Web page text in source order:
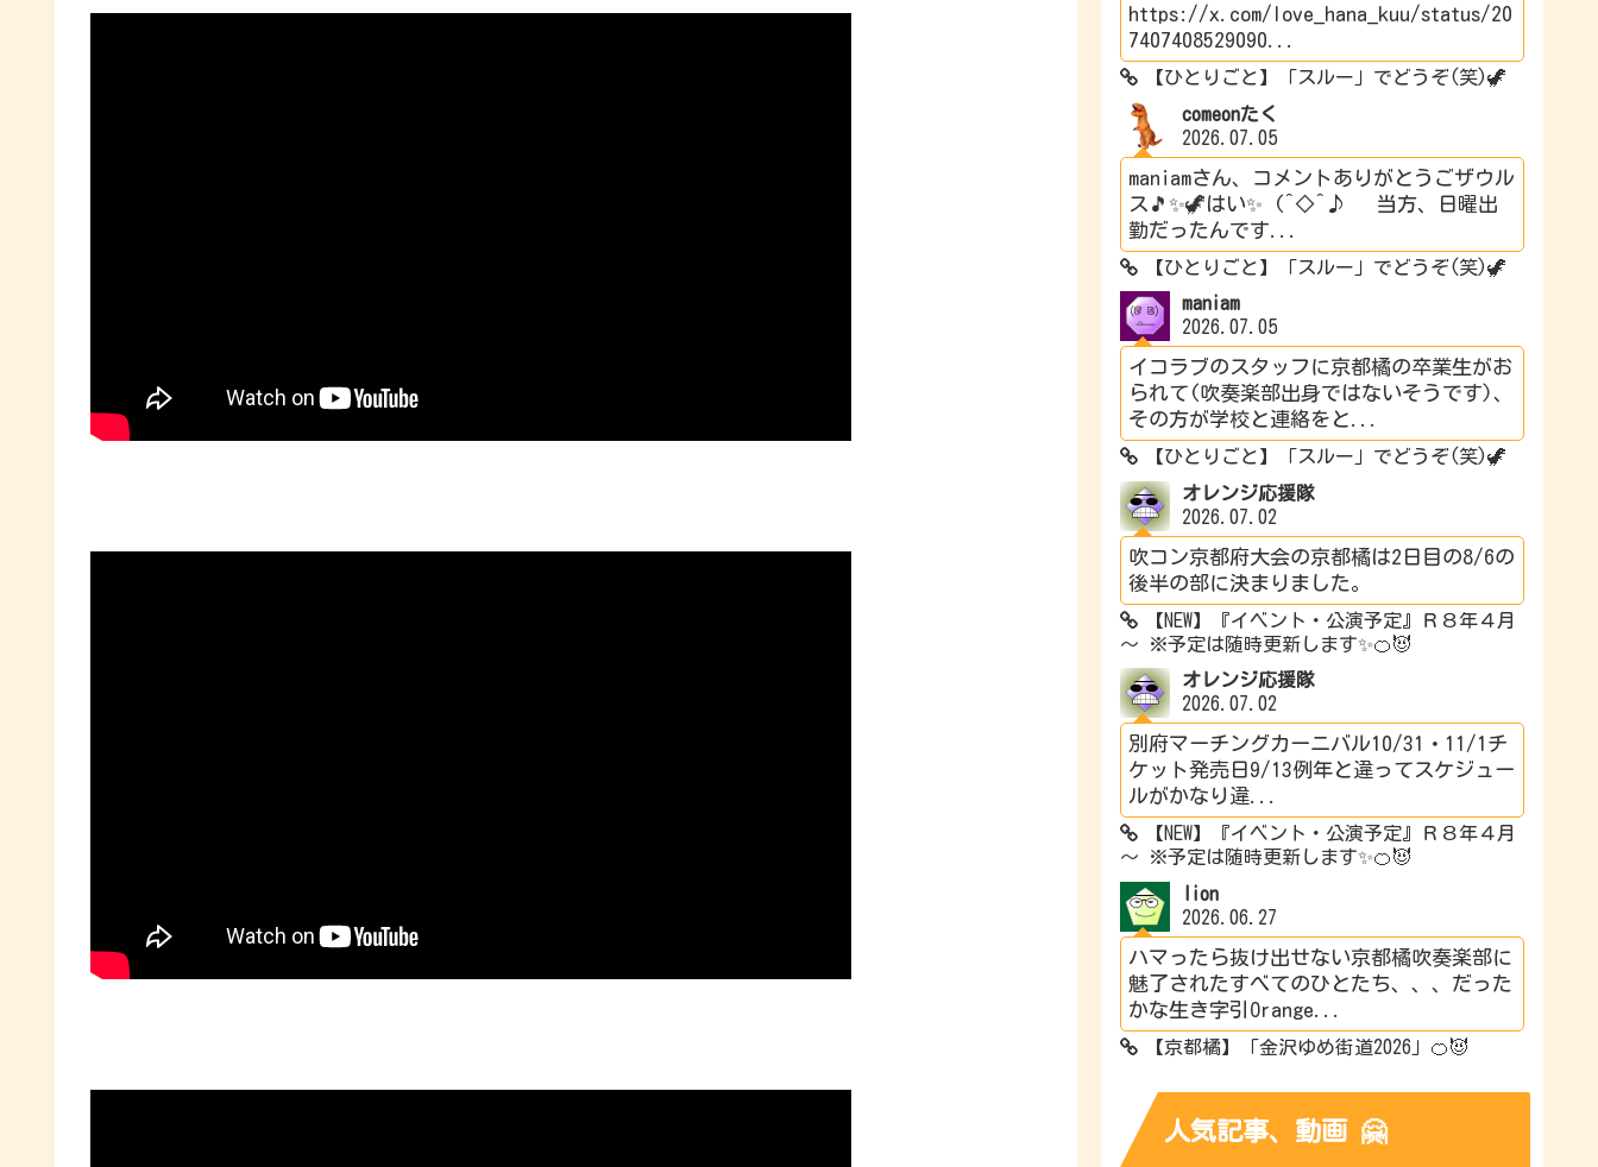
https://x.com/love_hana_kuu/status/20
7407408529090...
【ひとりごと】「スルー」でどうぞ(笑)🦖
comeonたく
2026.07.05
maniamさん、コメントありがとうごザウル
ス🎵✨🦖はい✨ (^◇^♪ 当方、日曜出
勤だったんです...
【ひとりごと】「スルー」でどうぞ(笑)🦖
maniam
2026.07.05
イコラブのスタッフに京都橘の卒業生がお
られて(吹奏楽部出身ではないそうです)、
その方が学校と連絡をと...
【ひとりごと】「スルー」でどうぞ(笑)🦖
オレンジ応援隊
2026.07.02
吹コン京都府大会の京都橘は2日目の8/6の
後半の部に決まりました。
【NEW】『イベント・公演予定』Ｒ８年４月
～ ※予定は随時更新します✨🍊😈
オレンジ応援隊
2026.07.02
別府マーチングカーニバル10/31・11/1チ
ケット発売日9/13例年と違ってスケジュー
ルがかなり違...
【NEW】『イベント・公演予定』Ｒ８年４月
～ ※予定は随時更新します✨🍊😈
lion
2026.06.27
ハマったら抜け出せない京都橘吹奏楽部に
魅了されたすべてのひとたち、、、だった
かな生き字引Orange...
【京都橘】「金沢ゆめ街道2026」🍊😈
人気記事、動画 🤗